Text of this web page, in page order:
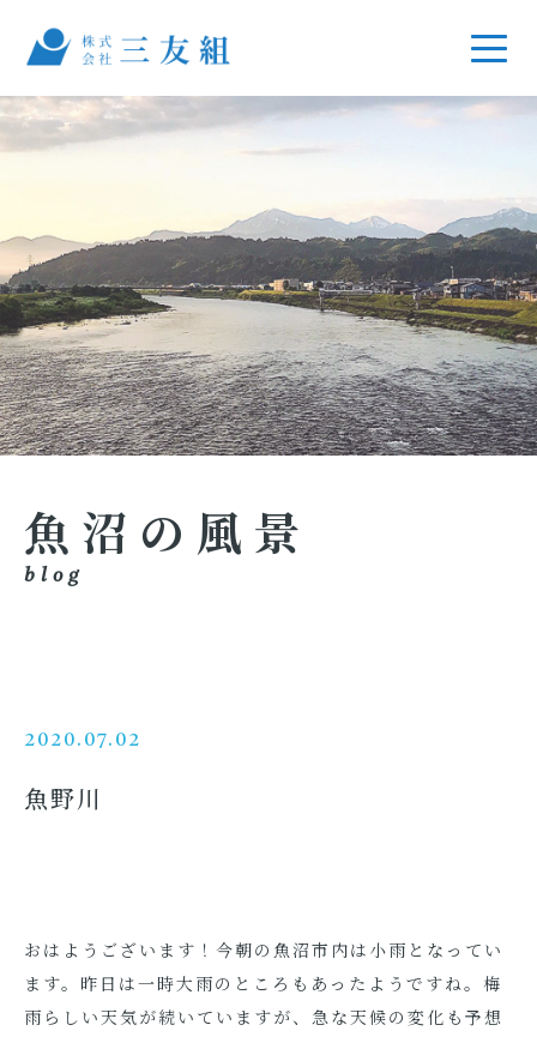
魚沼の風景
blog
2020.07.02
魚野川
おはようございます！今朝の魚沼市内は小雨となってい
ます。昨日は一時大雨のところもあったようですね。梅
雨らしい天気が続いていますが、急な天候の変化も予想